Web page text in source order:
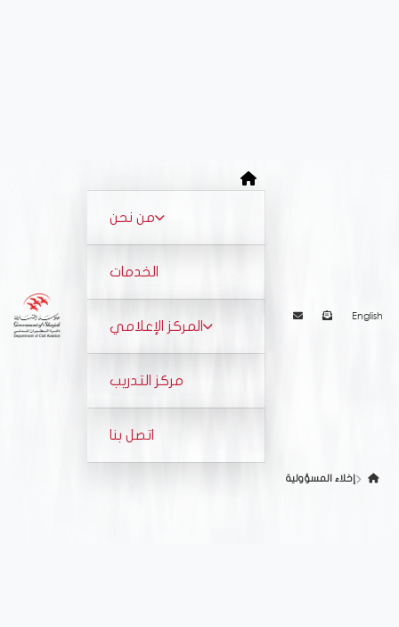
من نحن
الهيكل التنظيمي
الخدمات
المركز الإعلامي
معرض الصور
مركز التدريب
اتصل بنا
English
إخلاء المسؤولية